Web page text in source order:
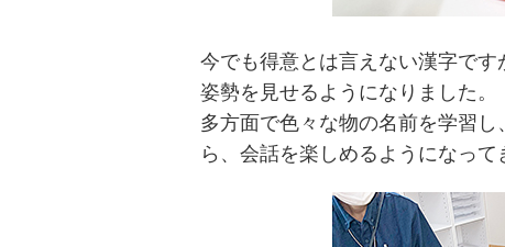
今でも得意とは言えない漢字で
姿勢を見せるようになりました。
多方面で色々な物の名前を学習
ら、会話を楽しめるようになって